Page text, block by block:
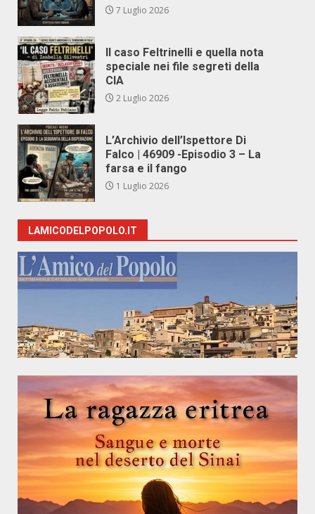
7 Luglio 2026
Il caso Feltrinelli e quella nota
speciale nei file segreti della
CIA
2 Luglio 2026
L’Archivio dell’Ispettore Di
Falco | 46909 -Episodio 3 – La
farsa e il fango
1 Luglio 2026
LAMICODELPOPOLO.IT